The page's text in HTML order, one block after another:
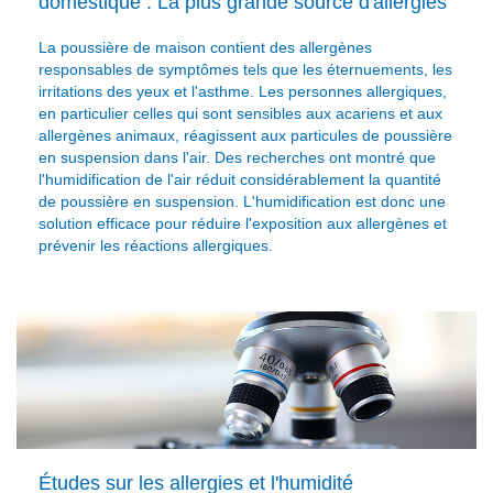
La poussière de maison contient des allergènes
responsables de symptômes tels que les éternuements, les
irritations des yeux et l'asthme. Les personnes allergiques,
en particulier celles qui sont sensibles aux acariens et aux
allergènes animaux, réagissent aux particules de poussière
en suspension dans l'air. Des recherches ont montré que
l'humidification de l'air réduit considérablement la quantité
de poussière en suspension. L'humidification est donc une
solution efficace pour réduire l'exposition aux allergènes et
prévenir les réactions allergiques.
Études sur les allergies et l'humidité